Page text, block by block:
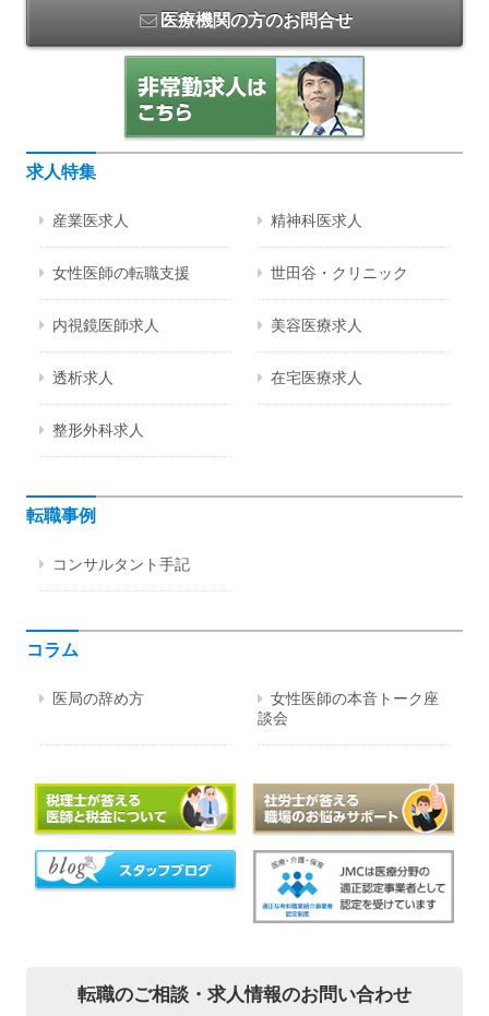
医療機関の方のお問合せ
求人特集
産業医求人 精神科医求人
女性医師の転職支援 世田谷・クリニック
内視鏡医師求人 美容医療求人
透析求人 在宅医療求人
整形外科求人
転職事例
コンサルタント手記
コラム
医局の辞め方
女性医師の本音トーク座
談会
転職のご相談・ 求人情報のお問い合わせ